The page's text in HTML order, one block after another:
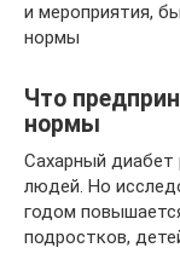
и мероприятия,
нормы
Что
нормы
Сахарный
людей. Но
годом
подростков,